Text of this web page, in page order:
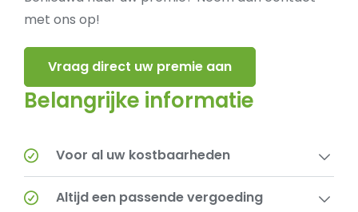
met ons op!
Vraag direct uw premie aan
Belangrijke informatie
Voor al uw kostbaarheden
Altijd een passende vergoeding